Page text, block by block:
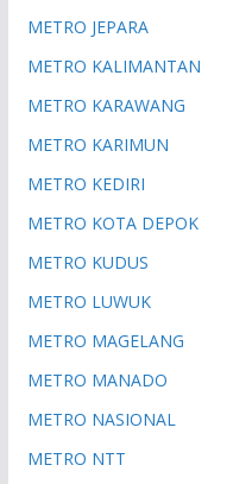
METRO JEPARA
METRO KALIMANTAN
METRO KARAWANG
METRO KARIMUN
METRO KEDIRI
METRO KOTA DEPOK
METRO KUDUS
METRO LUWUK
METRO MAGELANG
METRO MANADO
METRO NASIONAL
METRO NTT